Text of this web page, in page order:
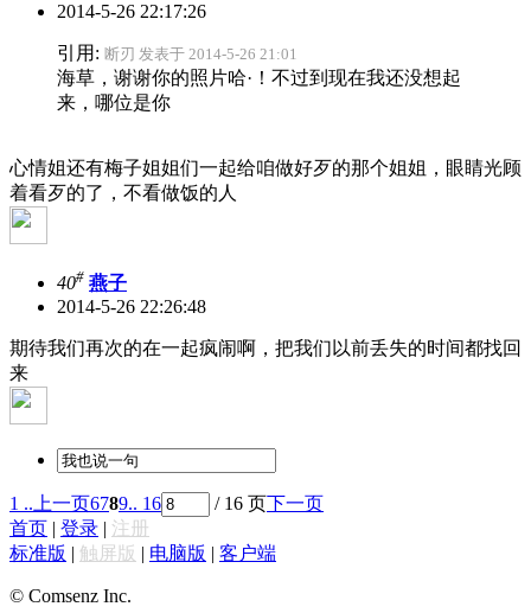
2014-5-26 22:17:26
引用: 断刃 发表于 2014-5-26 21:01
海草，谢谢你的照片哈·！不过到现在我还没想起
来，哪位是你
心情姐还有梅子姐姐们一起给咱做好歹的那个姐姐，眼睛光顾
着看歹的了，不看做饭的人
40# 燕子
2014-5-26 22:26:48
期待我们再次的在一起疯闹啊，把我们以前丢失的时间都找回
来
1 ..上一页6789.. 16 / 16 页
下一页
首页
登录
注册
标准版
触屏版 电脑版 客户端
© Comsenz Inc.